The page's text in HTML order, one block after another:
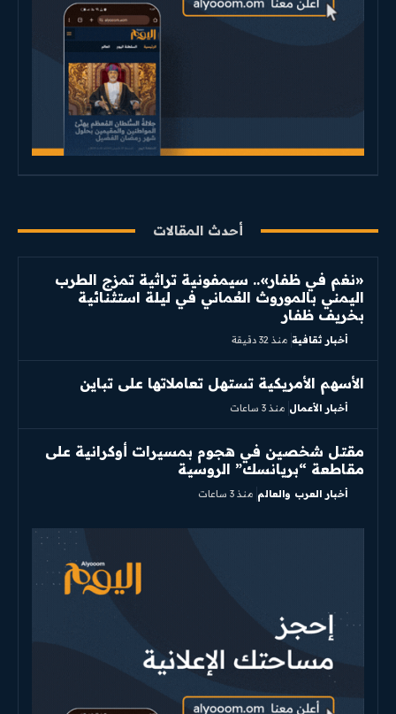
أحدث المقالات
«نغم في ظفار».. سيمفونية تراثية تمزج الطرب
اليمني بالموروث العُماني في ليلة استثنائية
بخريف ظفار
أخبار ثقافية منذ 32 دقيقة
الأسهم الأمريكية تستهل تعاملاتها على تباين
أخبار الأعمال منذ 3 ساعات
مقتل شخصين في هجوم بمسيرات أوكرانية على
مقاطعة “بريانسك” الروسية
أخبار العرب والعالم منذ 3 ساعات